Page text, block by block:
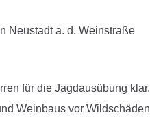
Neustadt a. d. Weinstraße
für die Jagdausübung klar.
Weinbaus vor Wildschäden